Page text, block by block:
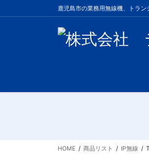
ン
ビ
鹿児島市の業務用無線機、トラ
HOME 商品リスト IP無線